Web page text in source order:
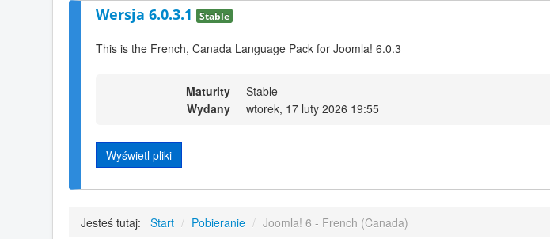
Wersja 6.0.3.1 Stable
This is the French, Canada Language Pack for Joomla! 6.0.3
Maturity
Stable
Wydany
wtorek, 17 luty 2026 19:55
Wyświetl pliki
Jesteś tutaj: Start / Pobieranie / Joomla! 6 - French (Canada)